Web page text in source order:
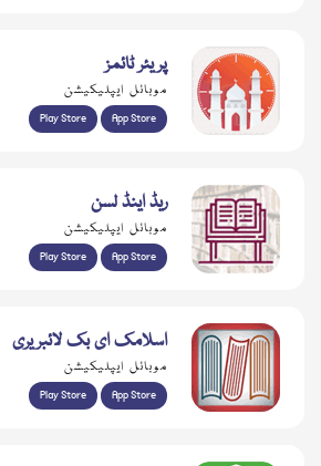
پریئر ٹائمز
موبائل ایپلیکیشن
Play Store App Store
ریڈ اینڈ لسن
موبائل ایپلیکیشن
Play Store App Store
اسلامک ای بک لائبریری
موبائل ایپلیکیشن
Play Store App Store